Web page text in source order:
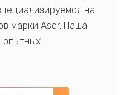
на
марки Aser. Наша
опытных
знаниями и
ремонт с